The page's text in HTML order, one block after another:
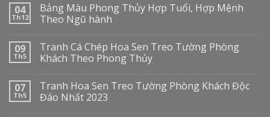
04
Th12
Bảng Màu Phong Thủy Hợp Tuổi, Hợp Mệnh
Theo Ngũ hành
09
Th5
Tranh Cá Chép Hoa Sen Treo Tường Phòng
Khách Theo Phong Thủy
07
Th5
Tranh Hoa Sen Treo Tường Phòng Khách Độc
Đáo Nhất 2023